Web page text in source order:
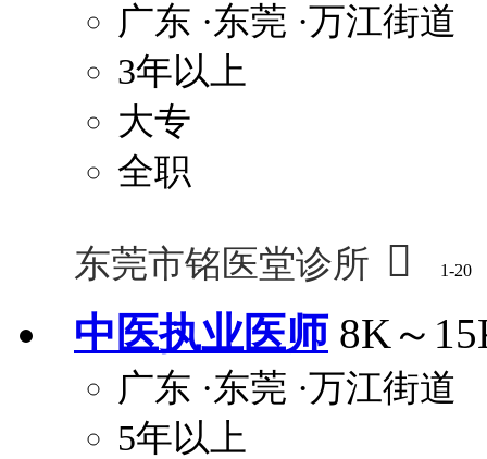
广东 ·东莞 ·万江街道
3年以上
大专
全职
东莞市铭医堂诊所  1-20
中医执业医师 8K～
广东 ·东莞 ·万江街道
5年以上